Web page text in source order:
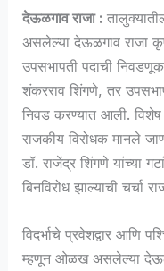
देऊळगाव राजा :
असलेल्या देऊळगाव राजा
उपसभापती पदाची
शंकरराव शिंगणे, तर
निवड करण्यात आली.
राजकीय विरोधक मानले
डॉ. राजेंद्र शिंगणे यांच्या
बिनविरोध झाल्याची चर्चा
विदर्भाचे प्रवेशद्वार आणि
म्हणून ओळख असलेल्या